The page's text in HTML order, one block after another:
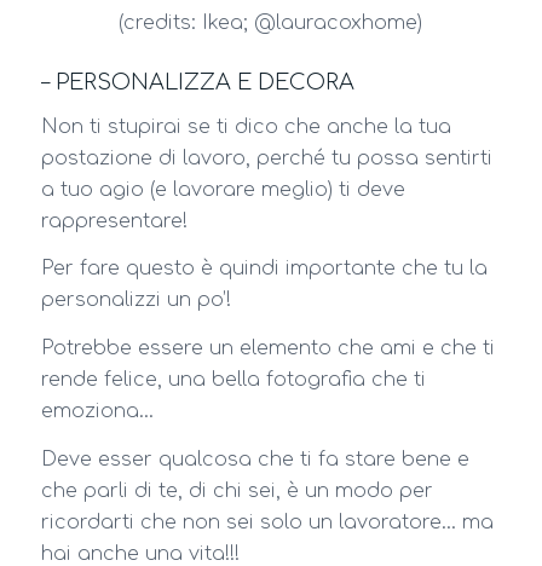
(credits: Ikea; @lauracoxhome)
– PERSONALIZZA E DECORA
Non ti stupirai se ti dico che anche la tua
postazione di lavoro, perché tu possa sentirti
a tuo agio (e lavorare meglio) ti deve
rappresentare!
Per fare questo è quindi importante che tu la
personalizzi un po’!
Potrebbe essere un elemento che ami e che ti
rende felice, una bella fotografia che ti
emoziona…
Deve esser qualcosa che ti fa stare bene e
che parli di te, di chi sei, è un modo per
ricordarti che non sei solo un lavoratore… ma
hai anche una vita!!!